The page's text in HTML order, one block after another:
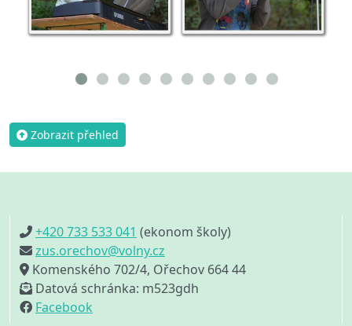
Zobrazit přehled
+420 733 533 041 (ekonom školy)
zus.orechov@volny.cz
Komenského 702/4, Ořechov 664 44
Datová schránka: m523gdh
Facebook